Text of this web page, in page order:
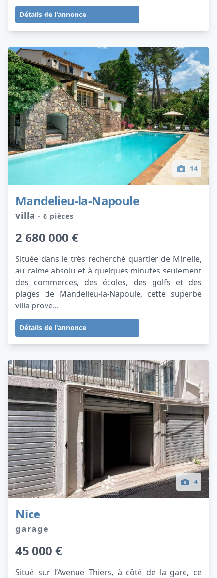
Détails de l'annonce
14
Mandelieu-la-Napoule
villa- 6 pièces
2 680 000 €
Située dans le très recherché quartier de Minelle,
au calme absolu et à quelques minutes seulement
des commerces, des écoles, des golfs et des
plages de Mandelieu-la-Napoule, cette superbe
villa prove...
Détails de l'annonce
4
Nice
garage
45 000 €
Situé sur l’Avenue Thiers, à côté de la gare, ce